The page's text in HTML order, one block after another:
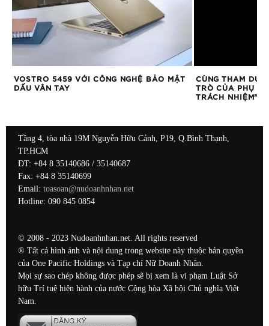
VOSTRO 5459 VỚI CÔNG NGHỆ BẢO MẬT
DẤU VÂN TAY
CÙNG THAM DỰ
TRÒ CỦA PHỤ
TRÁCH NHIỆM”
Tầng 4, tòa nhà 19M Nguyễn Hữu Cảnh, P19, Q.Bình Thạnh,
TP.HCM
ĐT: +84 8 35140686 / 35140687
Fax: +84 8 35140699
Email: toasoan@nudoanhnhan.net
Hotline: 090 845 0854
© 2008 - 2023 Nudoanhnhan.net. All rights reserved
® Tất cả hình ảnh và nội dung trong website này thuộc bản quyền
của One Pacific Holdings và Tạp chí Nữ Doanh Nhân.
Mọi sự sao chép không được phép sẽ bị xem là vi phạm Luật Sở
hữu Trí tuệ hiện hành của nước Cộng hòa Xã hội Chủ nghĩa Việt
Nam.